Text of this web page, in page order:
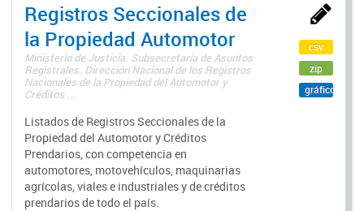
Registros Seccionales de
la Propiedad Automotor
Ministerio de Justicia. Subsecretaría de Asuntos
Registrales. Dirección Nacional de los Registros
Nacionales de la Propiedad del Automotor y
Créditos ...
Listados de Registros Seccionales de la
Propiedad del Automotor y Créditos
Prendarios, con competencia en
automotores, motovehículos, maquinarias
agrícolas, viales e industriales y de créditos
prendarios de todo el país.
csv
zip
gráfico